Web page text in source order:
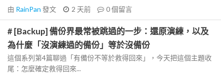
由 RainPan 發文 2 天前 0個留言
# [Backup] 備份界最常被跳過的一步：還原演練，以及
為什麼「沒演練過的備份」等於沒備份
這個系列第4篇聊過「有備份不等於救得回來」，今天把這個主題收
尾：怎麼確定救得回來...